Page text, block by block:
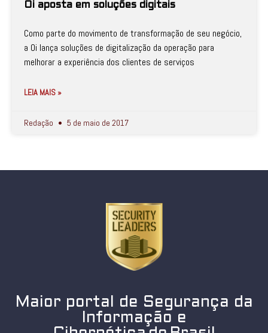
Oi aposta em soluções digitais
Como parte do movimento de transformação de seu negócio,
a Oi lança soluções de digitalização da operação para
melhorar a experiência dos clientes de serviços
LEIA MAIS »
Redação 5 de maio de 2017
Maior portal de Segurança da
Informação e